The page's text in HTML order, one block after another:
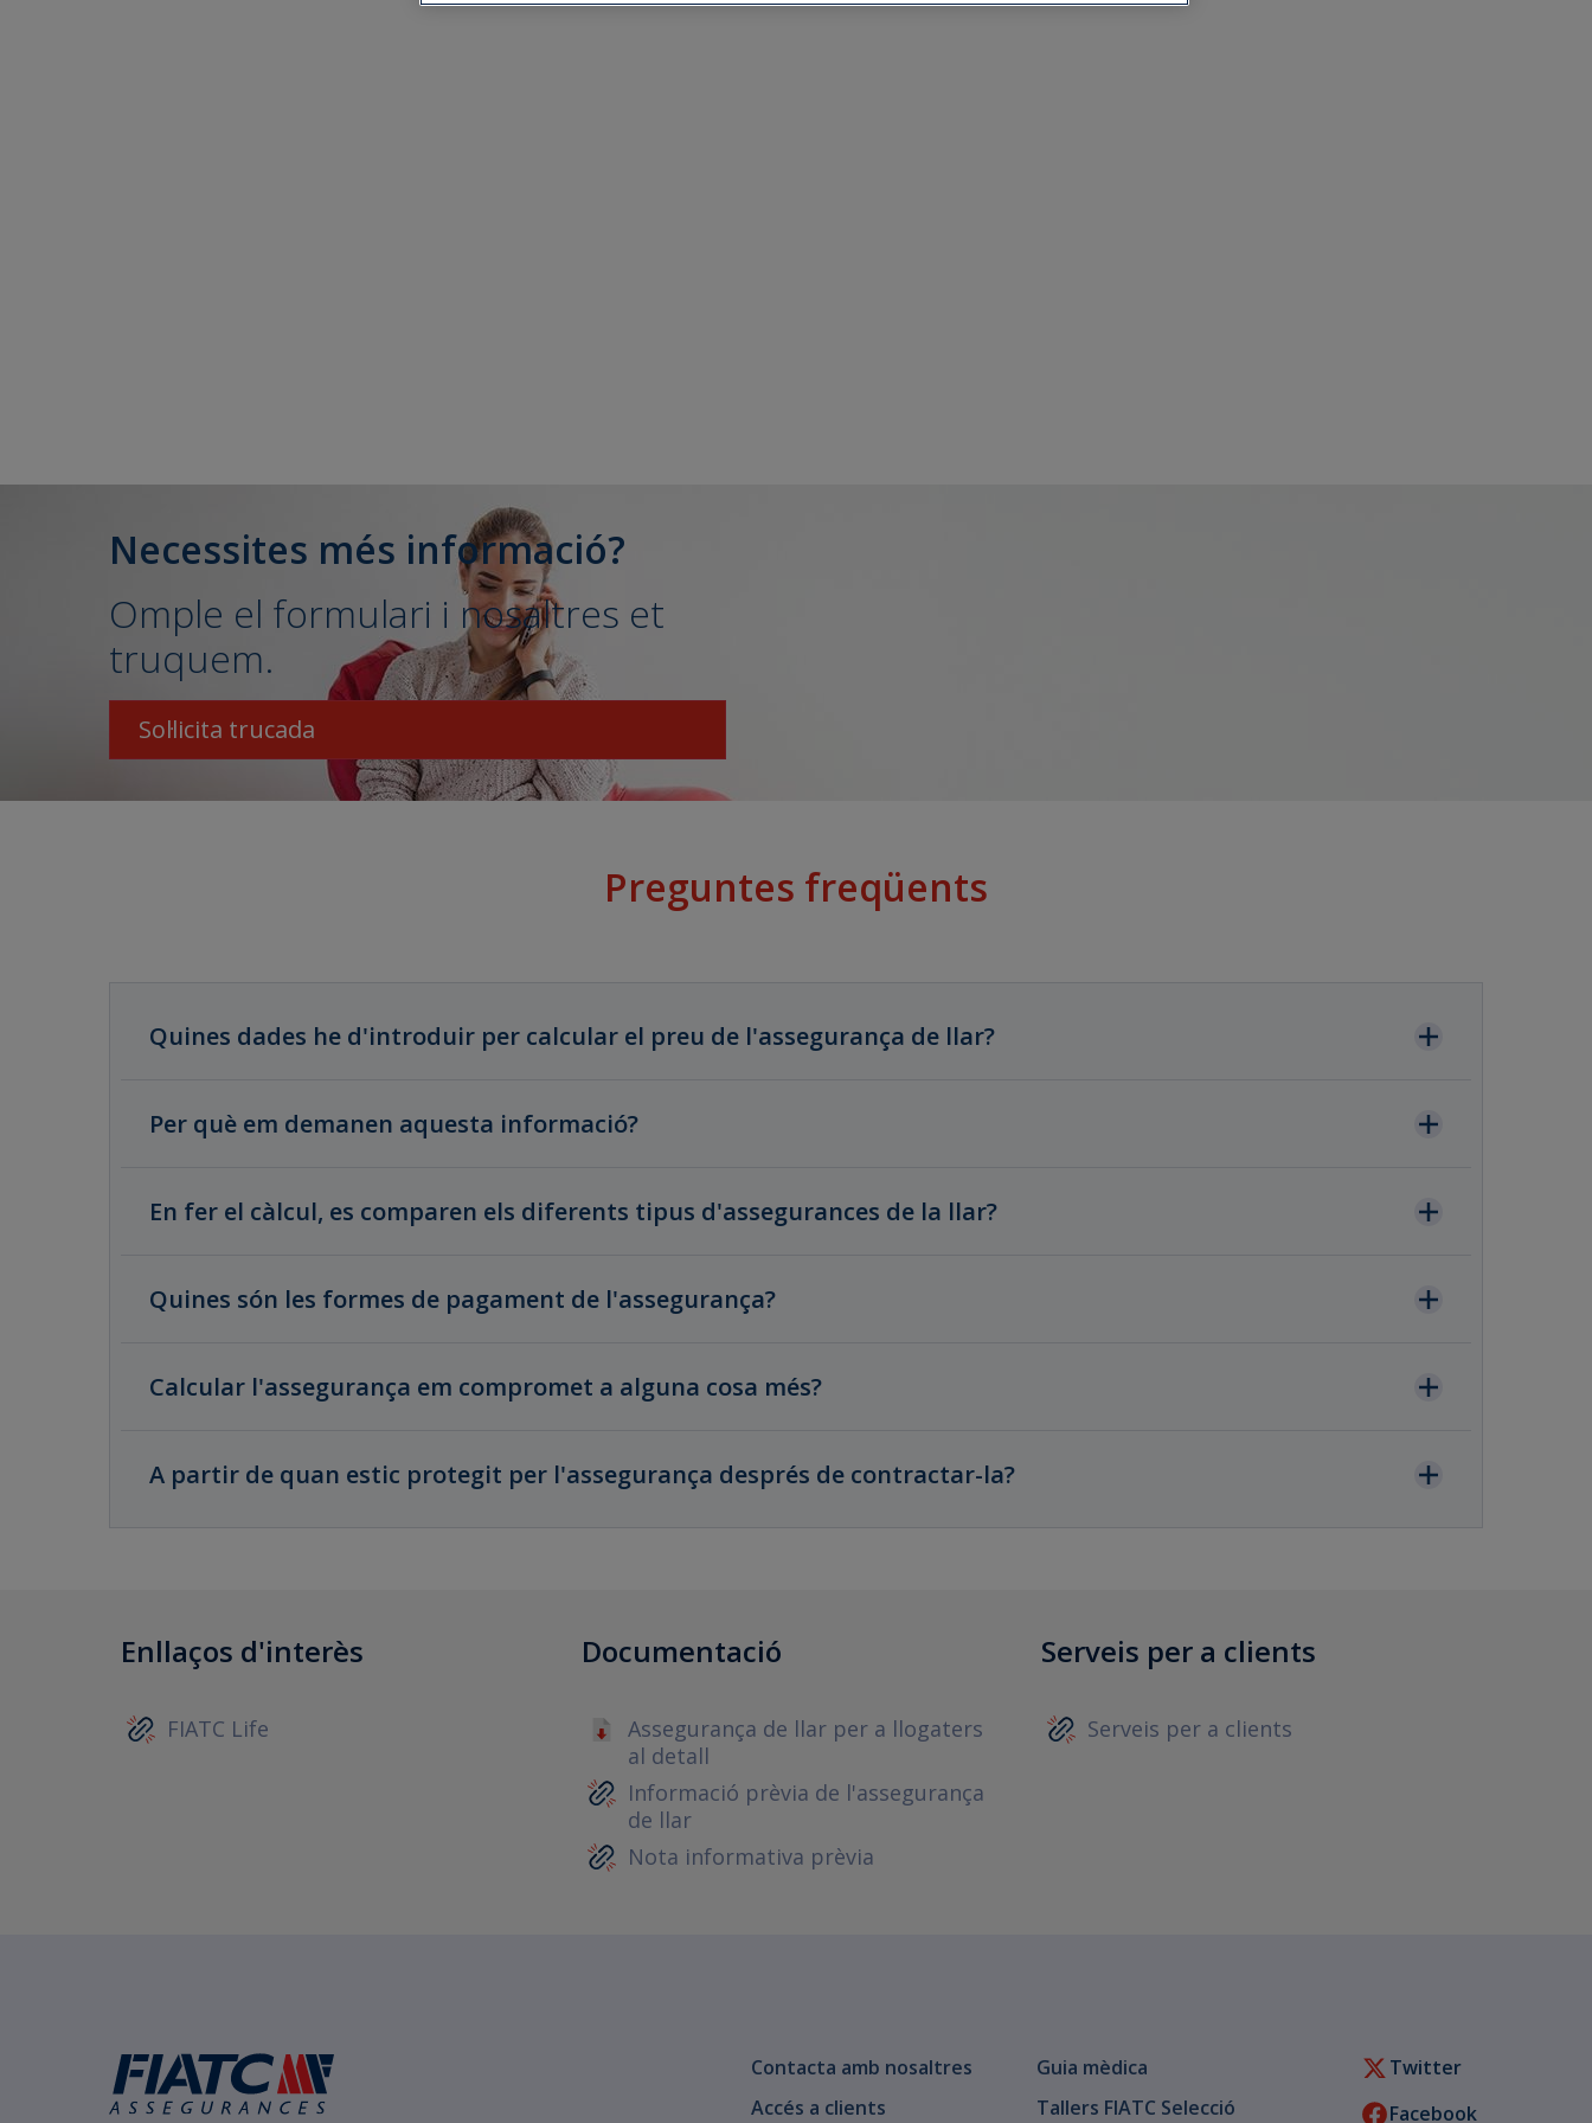
Necessites més informació?
Omple el formulari i nosaltres et
truquem.
Sol·licita trucada
Preguntes freqüents
Quines dades he d'introduir per calcular el preu de l'assegurança de llar?
Per què em demanen aquesta informació?
En fer el càlcul, es comparen els diferents tipus d'assegurances de la llar?
Quines són les formes de pagament de l'assegurança?
Calcular l'assegurança em compromet a alguna cosa més?
A partir de quan estic protegit per l'assegurança després de contractar-la?
Enllaços d'interès
FIATC Life
Documentació
Assegurança de llar per a llogaters
al detall
Informació prèvia de l'assegurança
de llar
Nota informativa prèvia
Serveis per a clients
Serveis per a clients
Contacta amb nosaltres
Accés a clients
Guia mèdica
Tallers FIATC Selecció
Twitter
Facebook